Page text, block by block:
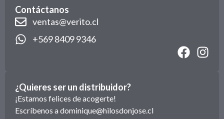
Contáctanos
ventas@verito.cl
+569 8409 9346
¿Quieres ser un distribuidor?
¡Estamos felices de acogerte!
Escríbenos a dominique@hilosdonjose.cl